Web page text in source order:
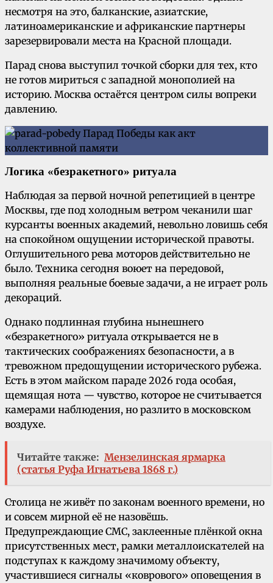
несмотря на это, балканские, азиатские,
латиноамериканские и африканские партнеры
зарезервировали места на Красной площади.
Парад снова выступил точкой сборки для тех, кто
не готов мириться с западной монополией на
историю. Москва остаётся центром силы вопреки
давлению.
Логика «безракетного» ритуала
Наблюдая за первой ночной репетицией в центре
Москвы, где под холодным ветром чеканили шаг
курсанты военных академий, невольно ловишь себя
на спокойном ощущении исторической правоты.
Оглушительного рева моторов действительно не
было. Техника сегодня воюет на передовой,
выполняя реальные боевые задачи, а не играет роль
декораций.
Однако подлинная глубина нынешнего
«безракетного» ритуала открывается не в
тактических соображениях безопасности, а в
тревожном предощущении исторического рубежа.
Есть в этом майском параде 2026 года особая,
щемящая нота — чувство, которое не считывается
камерами наблюдения, но разлито в московском
воздухе.
Читайте также: Мензелинская ярмарка
(статья Руфа Игнатьева 1868 г.)
Столица не живёт по законам военного времени, но
и совсем мирной её не назовёшь.
Предупреждающие СМС, заклеенные плёнкой окна
присутственных мест, рамки металлоискателей на
подступах к каждому значимому объекту,
участившиеся сигналы «коврового» оповещения в